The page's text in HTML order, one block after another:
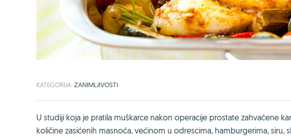
KATEGORIJA: ZANIMLJIVOSTI
U studiji koja je pratila muškarce nakon operacije prostate zahvaćene
količine zasićenih masnoća, većinom u odrescima, hamburgerima, siru,